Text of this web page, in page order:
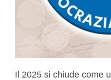
Il 2025 si chiude come